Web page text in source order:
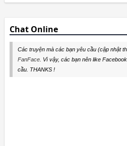
Chat Online
Các truyện mà các bạn yêu cầu (cập nhật
FanFace. Vì vậy, các bạn nên like
cầu. THANKS !